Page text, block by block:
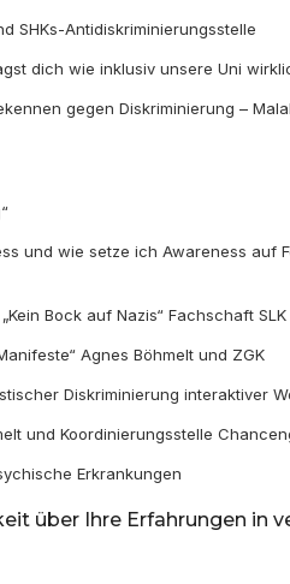
SHKs-Antidiskriminierungsstelle
dich wie inklusiv unsere Uni
gegen Diskriminierung –
und wie setze ich Awareness auf
Bock auf Nazis“ Fachschaft SLK
Agnes Böhmelt und ZGK
Diskriminierung interaktiver
und Koordinierungsstelle
Erkrankungen
über Ihre Erfahrungen in